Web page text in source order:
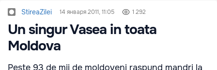
StireaZilei 14 января 2011, 11:05 1 292
Un singur Vasea in toata
Moldova
Peste 93 de mii de moldoveni raspund mandri la